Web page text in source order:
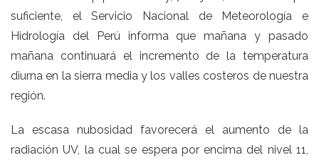
suficiente, el Servicio Nacional de Meteorología e
Hidrología del Perú informa que mañana y pasado
mañana continuará el incremento de la temperatura
diurna en la sierra media y los valles costeros de nuestra
región.
La escasa nubosidad favorecerá el aumento de la
radiación UV, la cual se espera por encima del nivel 11,